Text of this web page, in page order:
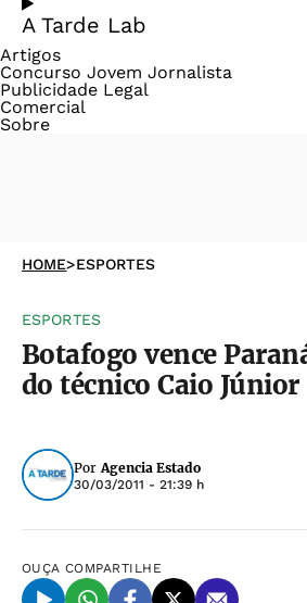
A Tarde Lab
Artigos
Concurso Jovem Jornalista
Publicidade Legal
Comercial
Sobre
HOME>ESPORTES
ESPORTES
Botafogo vence
do técnico Caio Júnior
Por Agencia Estado
30/03/2011 - 21:39 h
OUÇA COMPARTILHE